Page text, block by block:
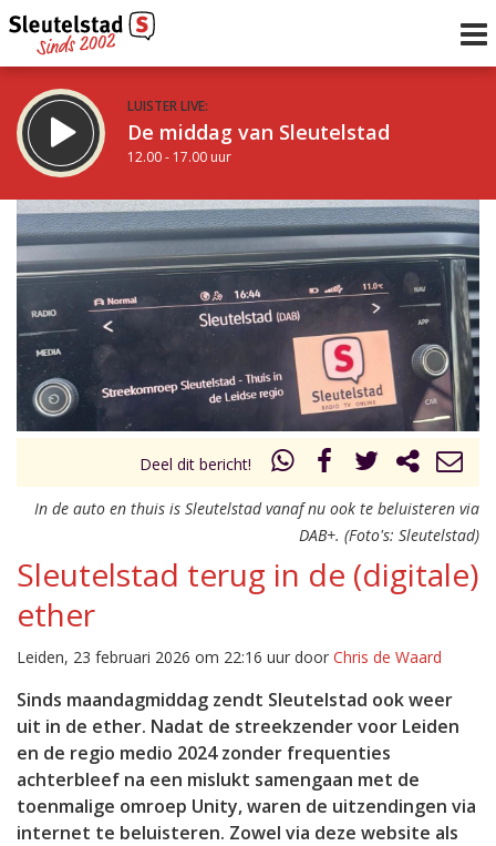
LUISTER LIVE:
De middag van Sleutelstad
12.00 - 17.00 uur
STRAKS:
Sleutelstad 30
17.00 - 19.00 uur
Vorig uur
uur 1 van 0 Volgend uur
Deel dit bericht!
In de auto en thuis is Sleutelstad vanaf nu ook te beluisteren via
DAB+. (Foto's: Sleutelstad)
Sleutelstad terug in de (digitale)
ether
Leiden, 23 februari 2026 om 22:16 uur door Chris de Waard
Sinds maandagmiddag zendt Sleutelstad ook weer
uit in de ether. Nadat de streekzender voor Leiden
en de regio medio 2024 zonder frequenties
achterbleef na een mislukt samengaan met de
toenmalige omroep Unity, waren de uitzendingen via
internet te beluisteren. Zowel via deze website als